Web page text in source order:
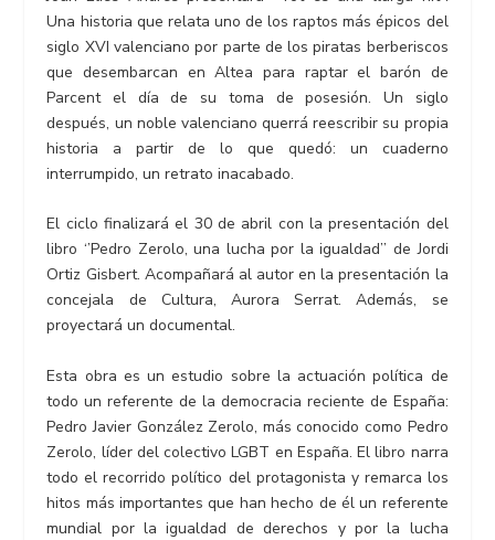
Una historia que relata uno de los raptos más épicos del
siglo XVI valenciano por parte de los piratas berberiscos
que desembarcan en Altea para raptar el barón de
Parcent el día de su toma de posesión. Un siglo
después, un noble valenciano querrá reescribir su propia
historia a partir de lo que quedó: un cuaderno
interrumpido, un retrato inacabado.
El ciclo finalizará el 30 de abril con la presentación del
libro ‘’Pedro Zerolo, una lucha por la igualdad’’ de Jordi
Ortiz Gisbert. Acompañará al autor en la presentación la
concejala de Cultura, Aurora Serrat. Además, se
proyectará un documental.
Esta obra es un estudio sobre la actuación política de
todo un referente de la democracia reciente de España:
Pedro Javier González Zerolo, más conocido como Pedro
Zerolo, líder del colectivo LGBT en España. El libro narra
todo el recorrido político del protagonista y remarca los
hitos más importantes que han hecho de él un referente
mundial por la igualdad de derechos y por la lucha